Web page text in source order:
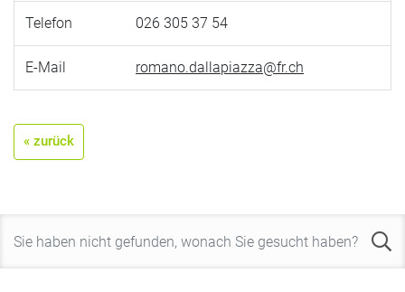
Telefon 026 305 37 54
E-Mail romano.dallapiazza@fr.ch
« zurück